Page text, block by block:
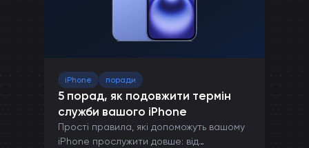
iPhone поради
5 порад, як подовжити термін
служби вашого iPhone
Прості правила, які допоможуть вашому
iPhone прослужити довше: від